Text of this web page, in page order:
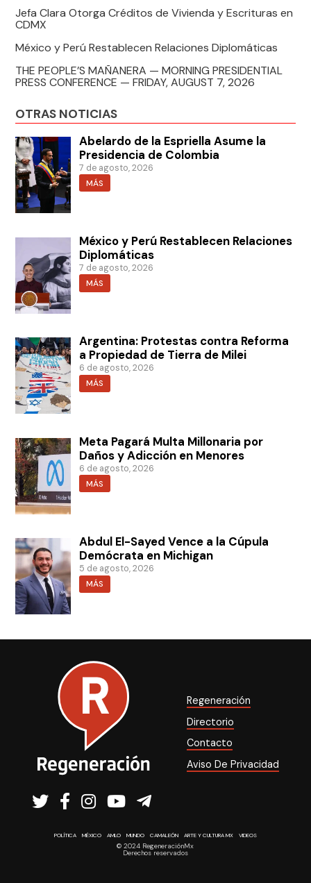
Jefa Clara Otorga Créditos de Vivienda y Escrituras en
CDMX
México y Perú Restablecen Relaciones Diplomáticas
THE PEOPLE’S MAÑANERA — MORNING PRESIDENTIAL
PRESS CONFERENCE — FRIDAY, AUGUST 7, 2026
OTRAS NOTICIAS
Abelardo de la Espriella Asume la
Presidencia de Colombia
7 de agosto, 2026
MÁS
México y Perú Restablecen Relaciones
Diplomáticas
7 de agosto, 2026
MÁS
Argentina: Protestas contra Reforma
a Propiedad de Tierra de Milei
6 de agosto, 2026
MÁS
Meta Pagará Multa Millonaria por
Daños y Adicción en Menores
6 de agosto, 2026
MÁS
Abdul El-Sayed Vence a la Cúpula
Demócrata en Michigan
5 de agosto, 2026
MÁS
Regeneración
Directorio
Contacto
Aviso De Privacidad
POLÍTICA MÉXICO AMLO MUNDO CAMALEÓN ARTE Y CULTURA MX VIDEOS
© 2024 RegeneraciónMx
Derechos reservados